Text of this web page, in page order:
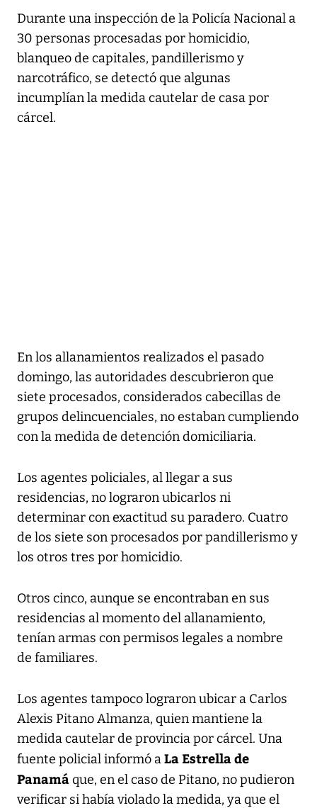
Durante una inspección de la Policía Nacional a
30 personas procesadas por homicidio,
blanqueo de capitales, pandillerismo y
narcotráfico, se detectó que algunas
incumplían la medida cautelar de casa por
cárcel.
En los allanamientos realizados el pasado
domingo, las autoridades descubrieron que
siete procesados, considerados cabecillas de
grupos delincuenciales, no estaban cumpliendo
con la medida de detención domiciliaria.
Los agentes policiales, al llegar a sus
residencias, no lograron ubicarlos ni
determinar con exactitud su paradero. Cuatro
de los siete son procesados por pandillerismo y
los otros tres por homicidio.
Otros cinco, aunque se encontraban en sus
residencias al momento del allanamiento,
tenían armas con permisos legales a nombre
de familiares.
Los agentes tampoco lograron ubicar a Carlos
Alexis Pitano Almanza, quien mantiene la
medida cautelar de provincia por cárcel. Una
fuente policial informó aLa Estrella de
Panamáque, en el caso de Pitano, no pudieron
verificar si había violado la medida, ya que el